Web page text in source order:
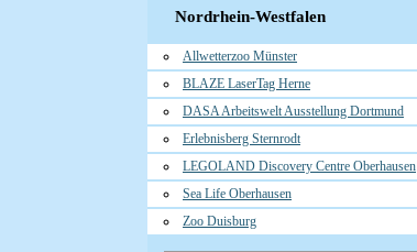
Nordrhein-Westfalen
Allwetterzoo Münster
BLAZE LaserTag Herne
DASA Arbeitswelt Ausstellung Dortmund
Erlebnisberg Sternrodt
LEGOLAND Discovery Centre Oberhausen
Sea Life Oberhausen
Zoo Duisburg